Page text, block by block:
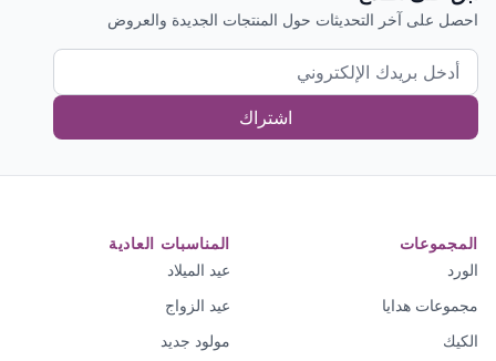
احصل على آخر التحديثات حول المنتجات الجديدة والعروض
اشتراك
المجموعات
الورد
مجموعات هدايا
الكيك
المناسبات العادية
عيد الميلاد
عيد الزواج
مولود جديد